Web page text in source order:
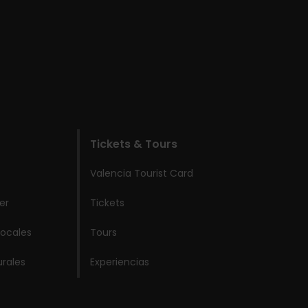
Tickets & Tours
Valencia Tourist Card
Tickets
Tours
Experiencias